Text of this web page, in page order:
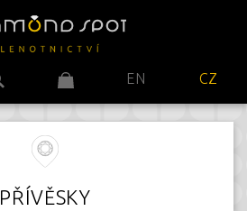
EN CZ
PŘÍVĚSKY